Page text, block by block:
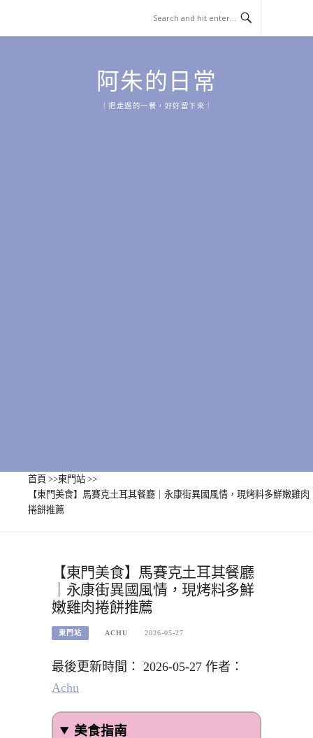
content
阿朱的日常
｜把走過的一餐，好好留下來｜
首頁 >>東門站 >>
【東門美食】馬賽克土耳其餐廳｜永康街異國風情，現烤料多鮮嫩雞肉
捲餅推薦
【東門美食】馬賽克土耳其餐廳
｜永康街異國風情，現烤料多鮮
嫩雞肉捲餅推薦
東門站 ACHU 2026-05-27
最後更新時間： 2026-05-27 作者：
Achu
美食指南